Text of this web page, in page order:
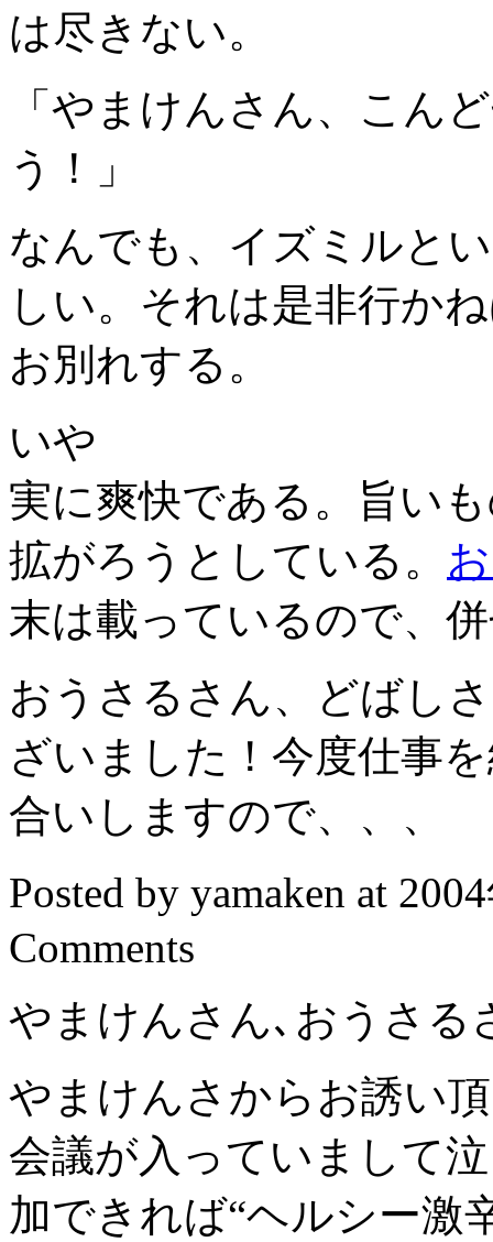
は尽きない。
「やまけんさん、こん
う！」
なんでも、イズミルと
しい。それは是非行か
お別れする。
いや
実に爽快である。旨い
拡がろうとしている。
末は載っているので、
おうさるさん、どばし
ざいました！今度仕事
合いしますので、、、
Posted by yamaken at
Comments
やまけんさん､おうさる
やまけんさからお誘い
会議が入っていまして
加できれば“ヘルシー激